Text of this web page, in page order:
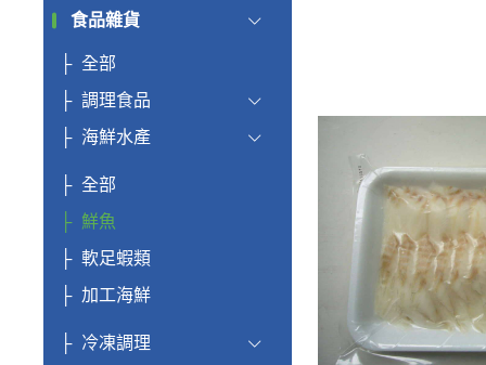
食品雜貨
全部
調理食品
海鮮水產
全部
鮮魚
軟足蝦類
加工海鮮
冷凍調理